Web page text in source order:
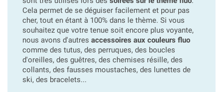
Cela permet de se déguiser facilement et pour pas
cher, tout en étant à 100% dans le thème. Si vous
souhaitez que votre tenue soit encore plus voyante,
nous avons d'autres accessoires aux couleurs fluo
comme des tutus, des perruques, des boucles
d'oreilles, des guêtres, des chemises résille, des
collants, des fausses moustaches, des lunettes de
ski, des bracelets...